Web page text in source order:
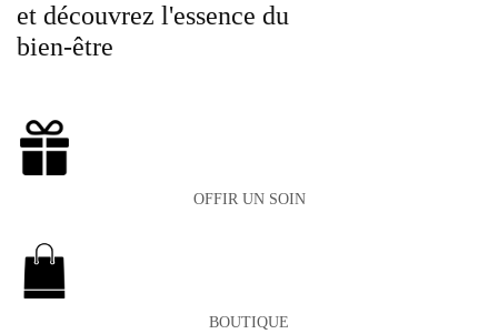
et découvrez l'essence du
bien-être
OFFIR UN SOIN
BOUTIQUE